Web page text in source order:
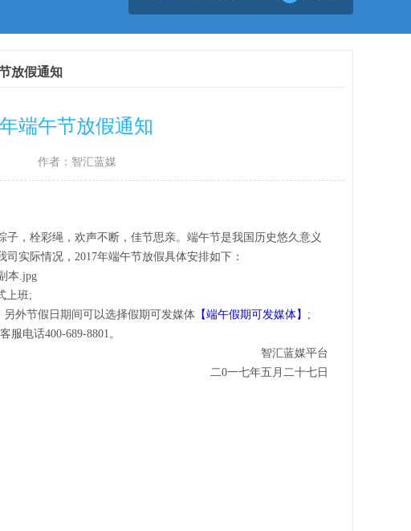
放假通知
端午节放假通知
作者：智汇蓝媒
，栓彩绳，欢声不断，佳节思亲。端午节是我国历史悠久意义
实际情况，2017年端午节放假具体安排如下：
上班;
外节假日期间可以选择假期可发媒体 【端午假期可发媒体】 ;
电话400-689-8801。
智汇蓝媒平台
二0一七年五月二十七日